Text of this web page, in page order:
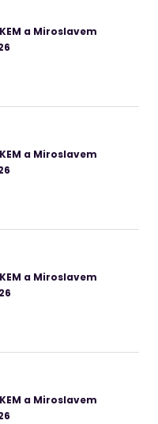
a Miroslavem
a Miroslavem
a Miroslavem
a Miroslavem